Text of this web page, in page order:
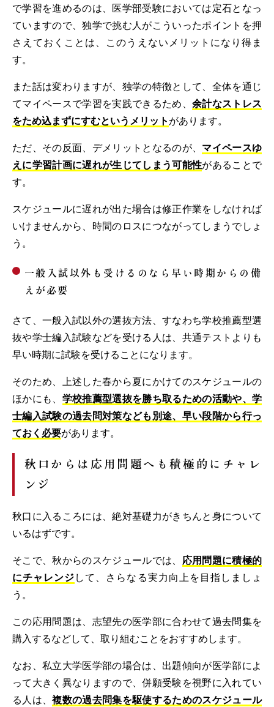
で学習を進めるのは、医学部受験においては定石となっ
ていますので、独学で挑む人がこういったポイントを押
さえておくことは、このうえないメリットになり得ま
す。
また話は変わりますが、独学の特徴として、全体を通じ
てマイペースで学習を実践できるため、 余計なストレス
をため込まずにすむというメリットがあります。
ただ、その反面、デメリットとなるのが、 マイペースゆ
えに学習計画に遅れが生じてしまう可能性があることで
す。
スケジュールに遅れが出た場合は修正作業をしなければ
いけませんから、時間のロスにつながってしまうでしょ
う。
一般入試以外も受けるのなら早い時期からの備
えが必要
さて、一般入試以外の選抜方法、すなわち学校推薦型選
抜や学士編入試験などを受ける人は、共通テストよりも
早い時期に試験を受けることになります。
そのため、上述した春から夏にかけてのスケジュールの
ほかにも、 学校推薦型選抜を勝ち取るための活動や、学
士編入試験の過去問対策なども別途、早い段階から行っ
ておく必要があります。
秋口からは応用問題へも積極的にチャレ
ンジ
秋口に入るころには、絶対基礎力がきちんと身について
いるはずです。
そこで、秋からのスケジュールでは、 応用問題に積極的
にチャレンジして、さらなる実力向上を目指しましょ
う。
この応用問題は、志望先の医学部に合わせて過去問集を
購入するなどして、取り組むことをおすすめします。
なお、私立大学医学部の場合は、出題傾向が医学部によ
って大きく異なりますので、併願受験を視野に入れてい
る人は、複数の過去問集を駆使するためのスケジュール